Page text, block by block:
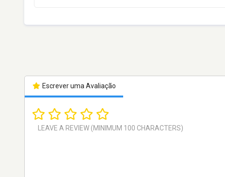
Escrever uma Avaliação